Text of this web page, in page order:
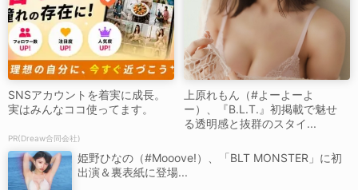
SNSアカウントを着実に成長。
実はみんなココ使ってます。
PR(Dreaw合同会社)
上原れもん（#よーよーよ
ー）、『B.L.T.』初掲載で魅せ
る透明感と抜群のスタイ...
姫野ひなの（#Mooove!）、「BLT MONSTER」に初
出演＆裏表紙に登場...